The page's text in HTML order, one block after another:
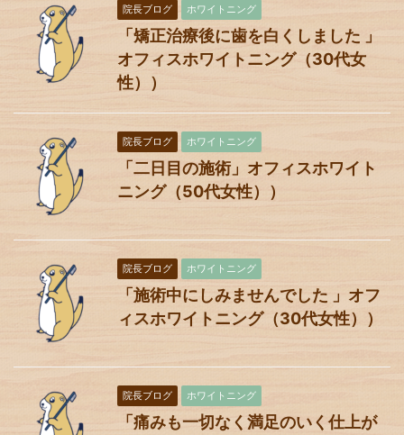
院長ブログ ホワイトニング
「矯正治療後に歯を白くしました 」
オフィスホワイトニング（30代女
性））
院長ブログ ホワイトニング
「二日目の施術」オフィスホワイト
ニング（50代女性））
院長ブログ ホワイトニング
「施術中にしみませんでした 」オフ
ィスホワイトニング（30代女性））
院長ブログ ホワイトニング
「痛みも一切なく満足のいく仕上が